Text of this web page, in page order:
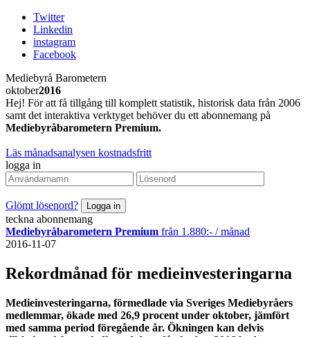
Twitter
Linkedin
instagram
Facebook
Mediebyrå Barometern
oktober2016
Hej! För att få tillgång till komplett statistik, historisk data från 2006
samt det interaktiva verktyget behöver du ett abonnemang på
Mediebyråbarometern Premium.
Läs månadsanalysen kostnadsfritt
logga in
Glömt lösenord?
teckna abonnemang
Mediebyråbarometern Premium från 1.880:- / månad
2016-11-07
Rekordmånad för medieinvesteringarna
Medieinvesteringarna, förmedlade via Sveriges Mediebyråers
medlemmar, ökade med 26,9 procent under oktober, jämfört
med samma period föregående år. Ökningen kan delvis